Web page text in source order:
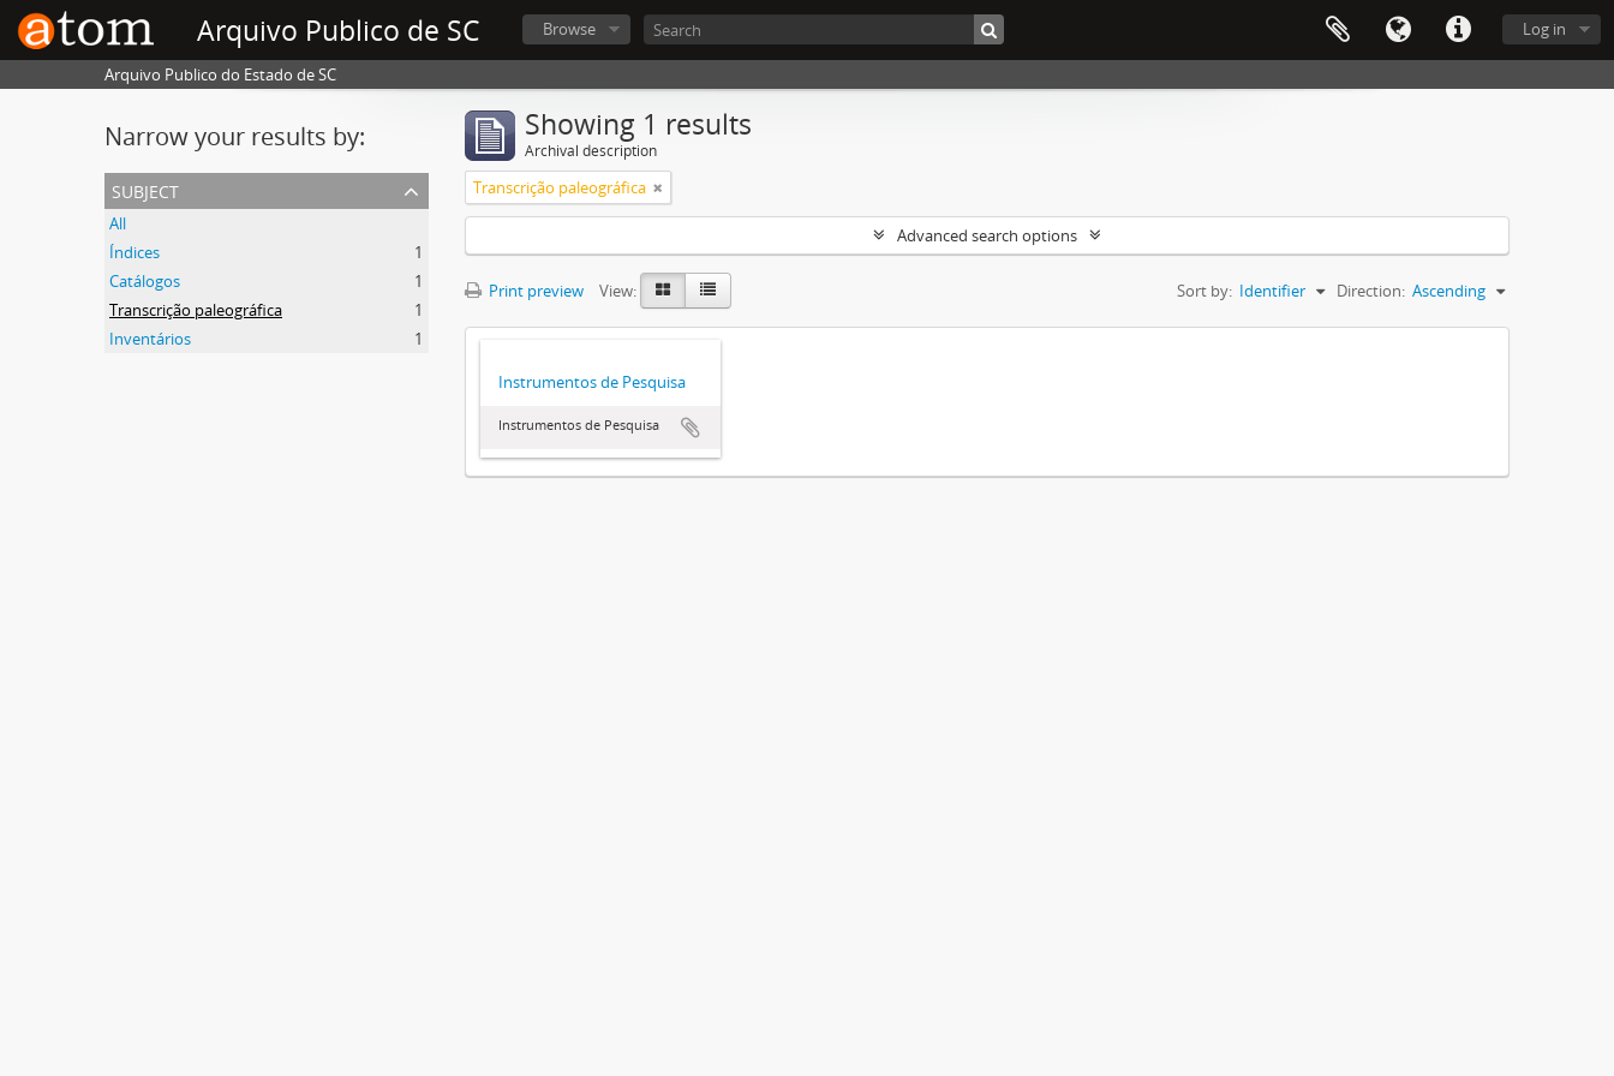
Arquivo Publico de SC Log in
Browse
Arquivo Publico do Estado de SC
Narrow your results by:
subject
All
Índices
1
Catálogos
1
Transcrição paleográfica
1
Inventários
1
Showing 1 results
Archival description
Transcrição paleográfica
Advanced search options
Print preview View: Sort by: Identifier Direction: Ascending
Instrumentos de Pesquisa
Instrumentos de Pesquisa